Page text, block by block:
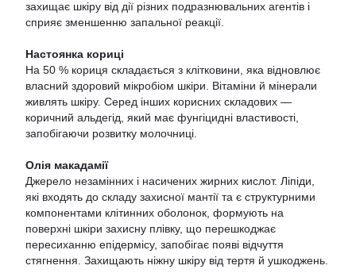
захищає шкіру від дії різних подразнювальних агентів і
сприяє зменшенню запальної реакції.
Настоянка кориці
На 50 % кориця складається з клітковини, яка відновлює
власний здоровий мікробіом шкіри. Вітаміни й мінерали
живлять шкіру. Серед інших корисних складових —
коричний альдегід, який має фунгіцидні властивості,
запобігаючи розвитку молочниці.
Олія макадамії
Джерело незамінних і насичених жирних кислот. Ліпіди,
які входять до складу захисної мантії та є структурними
компонентами клітинних оболонок, формують на
поверхні шкіри захисну плівку, що перешкоджає
пересиханню епідермісу, запобігає появі відчуття
стягнення. Захищають ніжну шкіру від тертя й ушкоджень.